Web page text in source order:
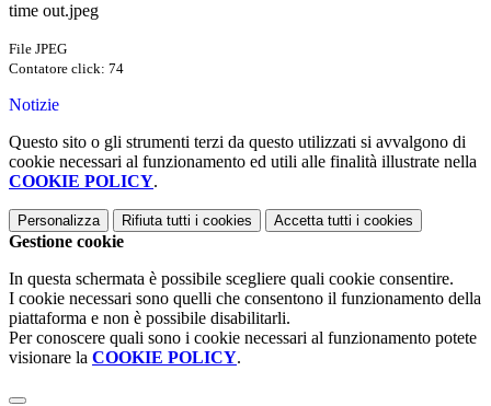
time out.jpeg
File JPEG
Contatore click: 74
Notizie
Questo sito o gli strumenti terzi da questo utilizzati si avvalgono di
cookie necessari al funzionamento ed utili alle finalità illustrate nella
COOKIE POLICY.
Personalizza Rifiuta tutti i cookies Accetta tutti i cookies
Gestione cookie
In questa schermata è possibile scegliere quali cookie consentire.
I cookie necessari sono quelli che consentono il funzionamento della
piattaforma e non è possibile disabilitarli.
Per conoscere quali sono i cookie necessari al funzionamento potete
visionare la COOKIE POLICY.